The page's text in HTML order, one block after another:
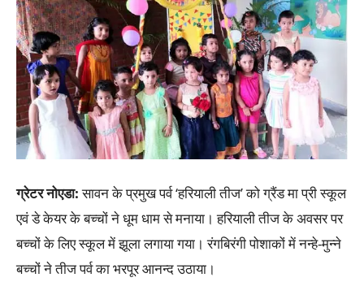
ग्रेटर नोएडा:सावन के प्रमुख पर्व ‘हरियाली तीज’ को ग्रैंड मा प्री स्कूल
एवं डे केयर के बच्चों ने धूम धाम से मनाया। हरियाली तीज के अवसर पर
बच्चों के लिए स्कूल में झूला लगाया गया। रंगबिरंगी पोशाकों में नन्हे-मुन्ने
बच्चों ने तीज पर्व का भरपूर आनन्द उठाया।